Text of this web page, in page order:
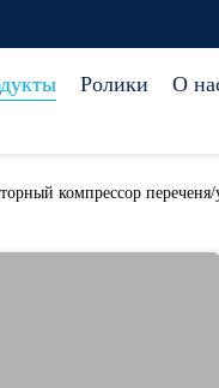
Ролики О
компрессор